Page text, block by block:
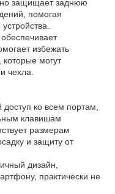
защищает заднюю
помогая
избежать
могут
чехла.
ко всем портам,
клавишам
размерам
и защиту от
дизайн,
практически не